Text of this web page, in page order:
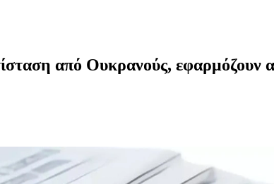
από Ουκρανούς, εφαρμόζουν